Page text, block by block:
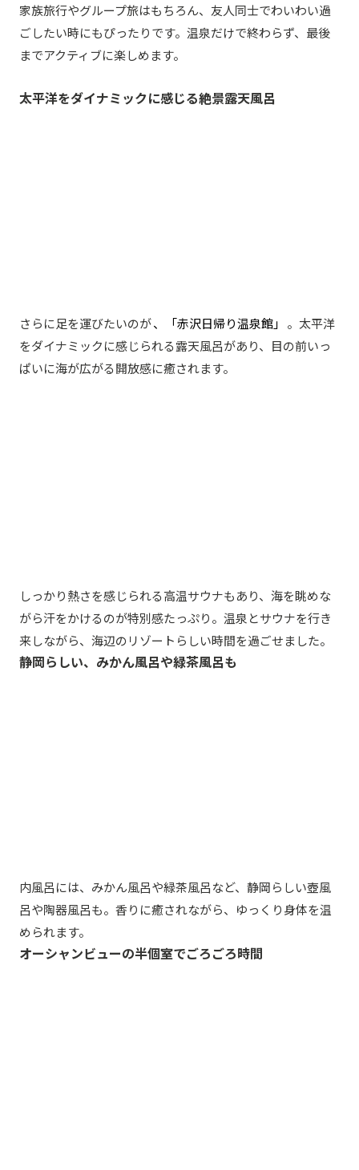
家族旅行やグループ旅はもちろん、友人同士でわいわい過
ごしたい時にもぴったりです。温泉だけで終わらず、最後
までアクティブに楽しめます。
太平洋をダイナミックに感じる絶景露天風呂
さらに足を運びたいのが、「赤沢日帰り温泉館」 。太平洋
をダイナミックに感じられる露天風呂があり、目の前いっ
ぱいに海が広がる開放感に癒されます。
しっかり熱さを感じられる高温サウナもあり、海を眺めな
がら汗をかけるのが特別感たっぷり。温泉とサウナを行き
来しながら、海辺のリゾートらしい時間を過ごせました。
静岡らしい、みかん風呂や緑茶風呂も
内風呂には、みかん風呂や緑茶風呂など、静岡らしい壺風
呂や陶器風呂も。香りに癒されながら、ゆっくり身体を温
められます。
オーシャンビューの半個室でごろごろ時間